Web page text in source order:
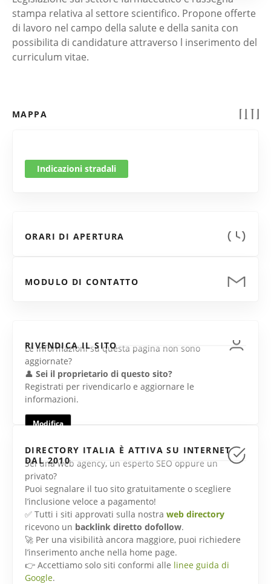
stampa relativa al settore scientifico. Propone offerte
di lavoro nel campo della salute e della sanita con
possibilita di candidature attraverso l inserimento del
curriculum vitae.
MAPPA
Indicazioni stradali
ORARI DI APERTURA
MODULO DI CONTATTO
RIVENDICA IL SITO
Le informazioni su questa pagina non sono
aggiornate?
👤 Sei il proprietario di questo sito?
Registrati per rivendicarlo e aggiornare le
informazioni.
Modifica
DIRECTORY ITALIA È ATTIVA SU INTERNET
DAL 2010
Sei una web agency, un esperto SEO oppure un
privato?
Puoi segnalare il tuo sito gratuitamente o scegliere
l’inclusione veloce a pagamento!
✅ Tutti i siti approvati sulla nostra web directory
ricevono un backlink diretto dofollow.
🚀 Per una visibilità ancora maggiore, puoi richiedere
l’inserimento anche nella home page.
👉 Accettiamo solo siti conformi alle linee guida di
Google.